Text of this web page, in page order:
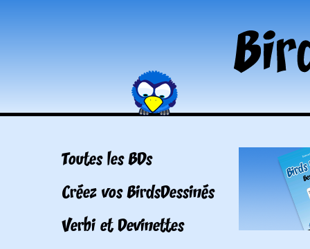
Toutes les BDs
Créez vos BirdsDessinés
Verbi et Devinettes